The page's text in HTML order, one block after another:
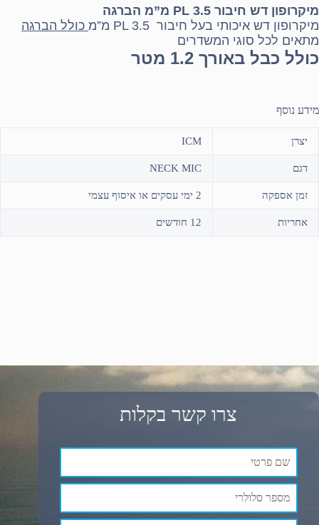
מיקרופון דש חיבור PL 3.5 מ”מ הברגה
מיקרופון דש איכותי בעל חיבור PL 3.5 מ”מ
כולל הברגה
מתאים לכל סוגי המשדרים
כולל כבל באורך 1.2 מטר
מידע נוסף
יצרן ICM
דגם NECK MIC
זמן אספקה 2 ימי עסקים או איסוף עצמי
אחריות 12 חודשים
צרו קשר בקלות